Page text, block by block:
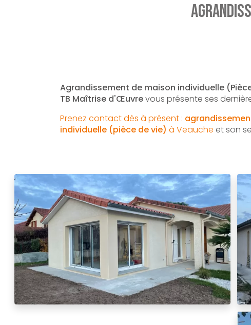
Agrandissement de maison individuelle
TB Maîtrise d'Œuvrevous présente ses
Prenez contact dès à présent :
individuelle (pièce de vie) à Veauche et son